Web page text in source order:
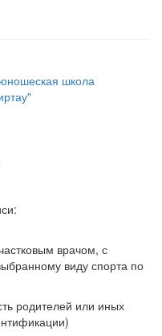
школа
врачом, с
виду спорта по
родителей или иных